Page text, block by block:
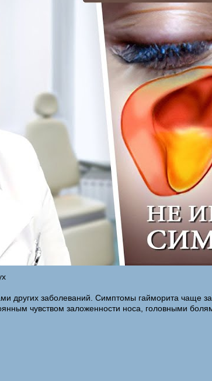
других заболеваний. Симптомы гайморита чаще
чувством заложенности носа, головными